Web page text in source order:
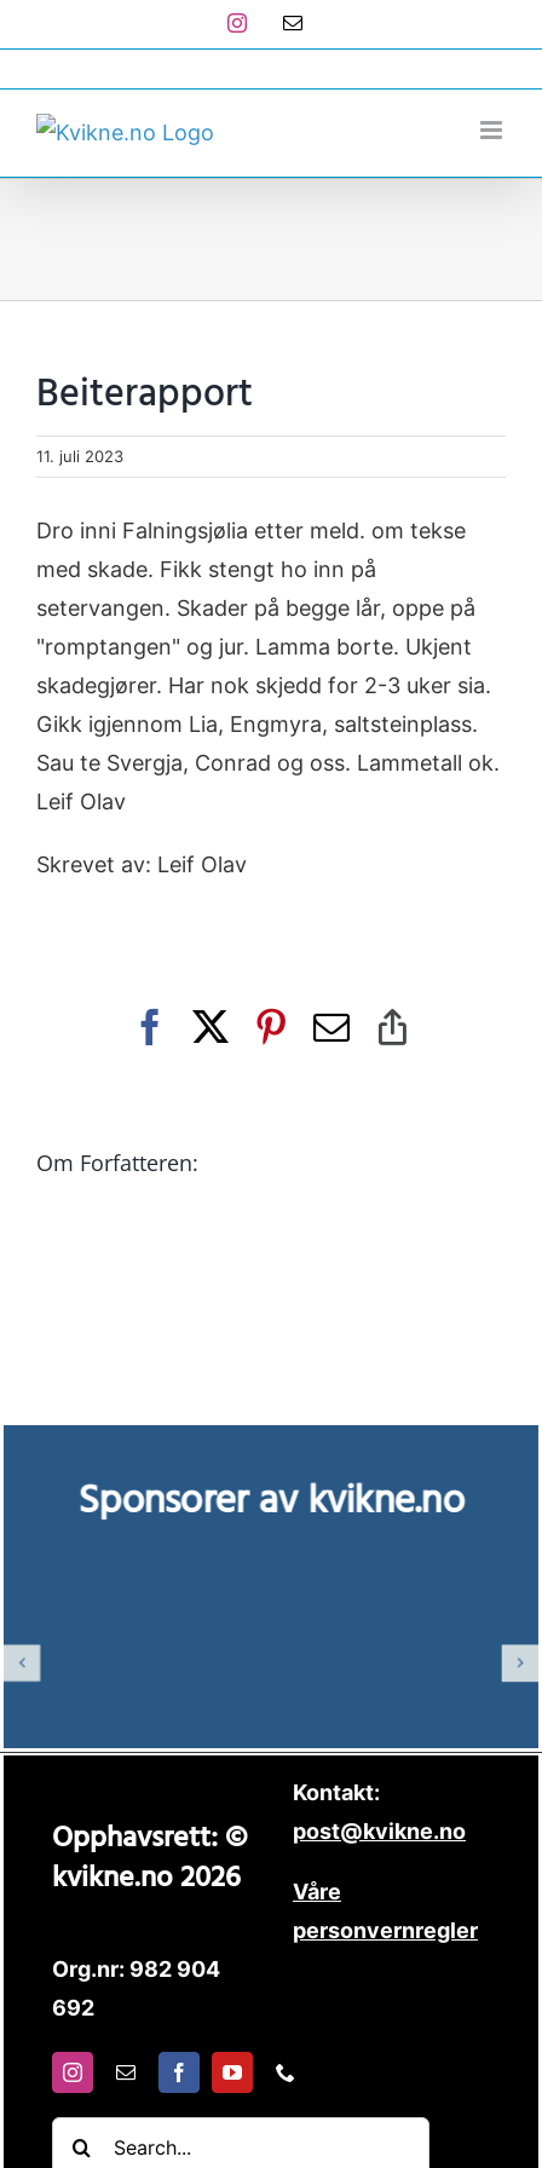
to
content
Instagram
E-
Beiterapport
11. juli 2023
Dro inni Falningsjølia etter meld. om tekse
med skade. Fikk stengt ho inn på
setervangen. Skader på begge lår, oppe på
"romptangen" og jur. Lamma borte. Ukjent
skadegjører. Har nok skjedd for 2-3 uker sia.
Gikk igjennom Lia, Engmyra, saltsteinplass.
Sau te Svergja, Conrad og oss. Lammetall ok.
Leif Olav
Skrevet av: Leif Olav
Facebook Pinterest
E-
Om Forfatteren:
Sponsorer av kvikne.no
Opphavsrett: ©
kvikne.no 2026
Org.nr: 982 904
692
Kontakt:
post@kvikne.no
Våre
personvernregler
Søk